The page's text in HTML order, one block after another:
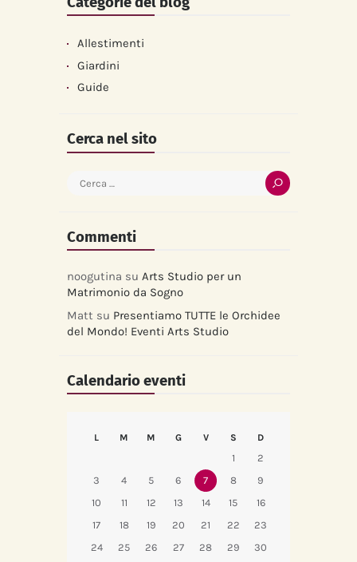
Allestimenti
Giardini
Guide
Cerca nel sito
Ricerca
Commenti
noogutina su Arts Studio per un
Matrimonio da Sogno
Matt su Presentiamo TUTTE le Orchidee
del Mondo! Eventi Arts Studio
Calendario eventi
L M M G V S D
1
2
3
4 5 6 7 8
9
10
11 12 13 14 15
16
17
18 19 20 21 22
23
24
25 26 27 28 29
30